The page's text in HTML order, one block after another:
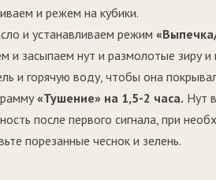
и режем на кубики.
и устанавливаем режим
и засыпаем нут и размолотые зиру и
и горячую воду, чтобы она
«Тушение» на 1,5-2 часа. Нут
после первого сигнала, при
порезанные чеснок и зелень.